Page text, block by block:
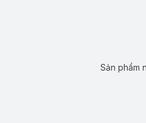
Sản phẩm